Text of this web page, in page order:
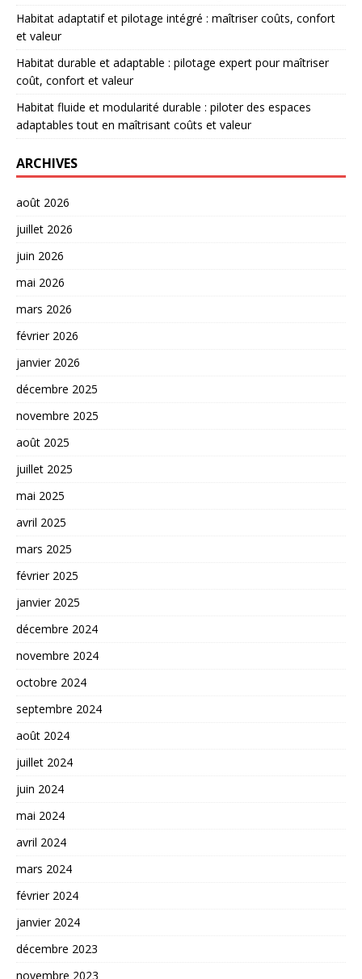
Habitat adaptatif et pilotage intégré : maîtriser coûts, confort
et valeur
Habitat durable et adaptable : pilotage expert pour maîtriser
coût, confort et valeur
Habitat fluide et modularité durable : piloter des espaces
adaptables tout en maîtrisant coûts et valeur
ARCHIVES
août 2026
juillet 2026
juin 2026
mai 2026
mars 2026
février 2026
janvier 2026
décembre 2025
novembre 2025
août 2025
juillet 2025
mai 2025
avril 2025
mars 2025
février 2025
janvier 2025
décembre 2024
novembre 2024
octobre 2024
septembre 2024
août 2024
juillet 2024
juin 2024
mai 2024
avril 2024
mars 2024
février 2024
janvier 2024
décembre 2023
novembre 2023